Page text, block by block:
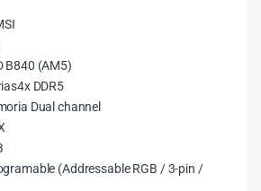
B840 (AM5)
DDR5
Dual channel
(Addressable RGB / 3-pin /